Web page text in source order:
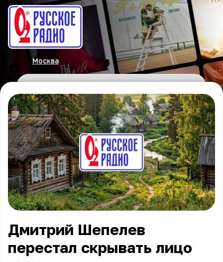
Москва
Дмитрий Шепелев
перестал скрывать лицо